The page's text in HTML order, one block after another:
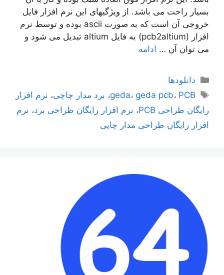
بسیار راحت می باشد. از ویژگیهای این نرم افزار فایل
خروجی آن است که به صورت ascii بوده و توسط نرم
افزار (pcb2altium) به فایل altium تبدیل می شود و
می توان آن … ادامه
دسته‌ها
دانلودها
برچسب‌ها
geda، geda pcb، PCB ، برد مدار چاچی، نرم افزار
رایگان طراحی PCB
، نرم افزار رایگان طراحی برد، نرم
افزار رایگان طراحی مدار چاپی